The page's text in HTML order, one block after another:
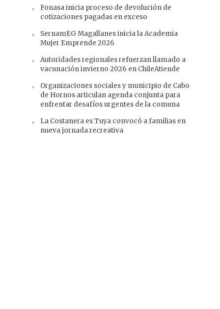
Fonasa inicia proceso de devolución de
cotizaciones pagadas en exceso
SernamEG Magallanes inicia la Academia
Mujer Emprende 2026
Autoridades regionales refuerzan llamado a
vacunación invierno 2026 en ChileAtiende
Organizaciones sociales y municipio de Cabo
de Hornos articulan agenda conjunta para
enfrentar desafíos urgentes de la comuna
La Costanera es Tuya convocó a familias en
nueva jornada recreativa